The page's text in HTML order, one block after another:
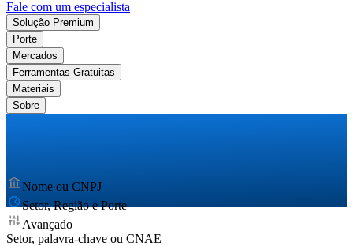
Fale com um especialista
Solução Premium
Porte
Mercados
Ferramentas Gratuitas
Materiais
Sobre
Nome ou CNPJ
Setor, Região e Porte
Avançado
Setor, palavra-chave ou CNAE